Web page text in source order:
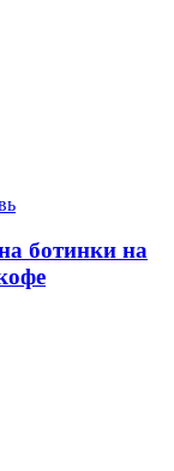
ботинки на